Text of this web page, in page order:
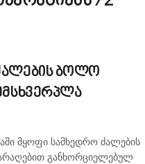
ბოლო
მყოფი სამხედრო ძალების
განხორციელებულ